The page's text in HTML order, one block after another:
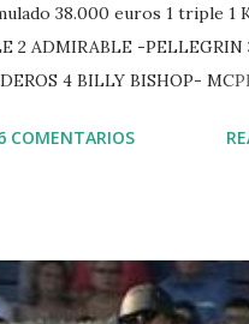
38.000 euros 1 triple 1
2 ADMIRABLE -PELLEGRIN
4 BILLY BISHOP-
AMAI M WHITAKER 8
ARMANIE -VOORN 6
MO CHROI - O’BRIEN 8
COMENTARIOS